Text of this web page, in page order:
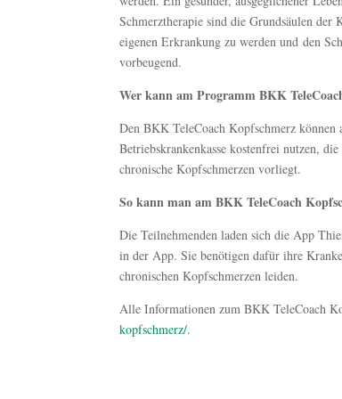
Schmerztherapie sind die Grundsäulen
eigenen Erkrankung zu werden und den
vorbeugend.
Wer kann am Programm BKK
Den BKK TeleCoach Kopfschmerz
Betriebskrankenkasse kostenfrei nutzen,
chronische Kopfschmerzen vorliegt.
So kann man am BKK TeleCoach
Die Teilnehmenden laden sich die App
in der App. Sie benötigen dafür ihre
chronischen Kopfschmerzen leiden.
Alle Informationen zum BKK TeleCoach
kopfschmerz/.